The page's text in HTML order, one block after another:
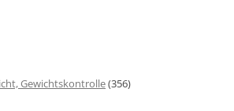
Gewichtskontrolle(356)